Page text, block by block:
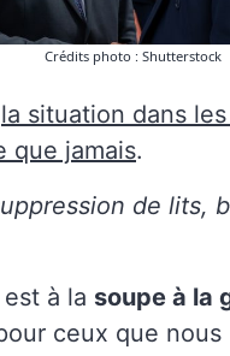
Crédits photo : Shutterstock
la situation dans
que jamais.
de lits,
est à la soupe à la
ceux que nous